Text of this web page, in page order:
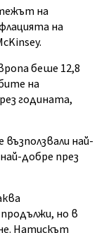
на
на
беше 12,8
на
годината,
най-
добре през
но в
Натискът